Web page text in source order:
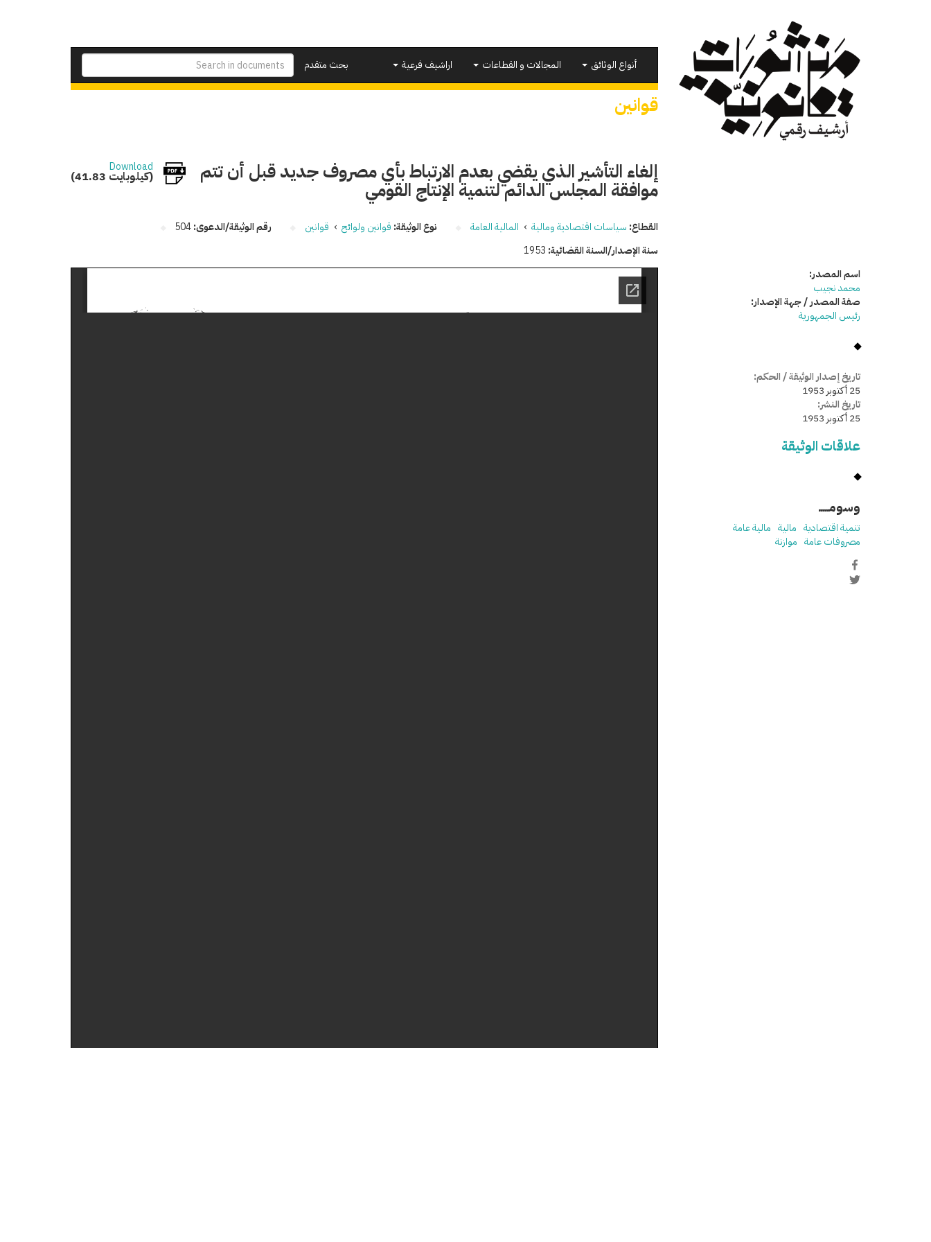
بحث متقدم
أنواع الوثائق المجالات و القطاعات اراشيف فرعية
قوانين
إلغاء التأشير الذي يقضي بعدم الارتباط بأي مصروف جديد قبل أن تتم
موافقة المجلس الدائم لتنمية الإنتاج القومي
Download
(41.83 كيلوبايت)
القطاع: سياسات اقتصادية ومالية › المالية العامة نوع الوثيقة: قوانين ولوائح › قوانين رقم الوثيقة/الدعوى:504
سنة الإصدار/السنة القضائية: 1953
اسم المصدر:
محمد نجيب
صفة المصدر / جهة الإصدار:
رئيس الجمهورية
تاريخ إصدار الوثيقة / الحكم:
25 أكتوبر 1953
تاريخ النشر:
25 أكتوبر 1953
علاقات الوثيقة
وسومـــــ
تنمية اقتصادية مالية مالية عامة
مصروفات عامة موازنة